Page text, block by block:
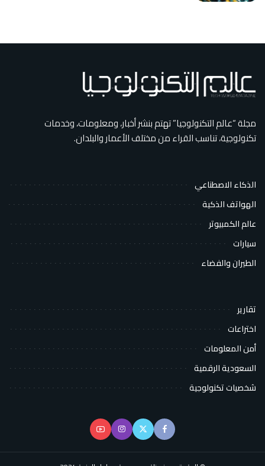
مجلة “عالم التكنولوجيا” تهتم بنشر أخبار، ومعلومات، وخدمات
تكنولوجية، تناسب القراء من مختلف الأعمار والبلدان.
الذكاء الاصطناعي
الهواتف الذكية
عالم الكمبيوتر
سيارات
الطيران والفضاء
تقارير
اختراعات
أمن المعلومات
السعودية الرقمية
شخصيات تكنولوجية